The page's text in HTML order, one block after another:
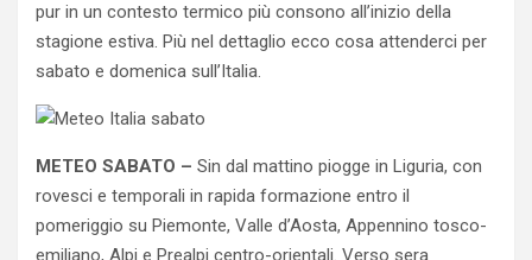
pur in un contesto termico più consono all’inizio della
stagione estiva. Più nel dettaglio ecco cosa attenderci per
sabato e domenica sull’Italia.
METEO SABATO – Sin dal mattino piogge in Liguria, con
rovesci e temporali in rapida formazione entro il
pomeriggio su Piemonte, Valle d’Aosta, Appennino tosco-
emiliano, Alpi e Prealpi centro-orientali. Verso sera